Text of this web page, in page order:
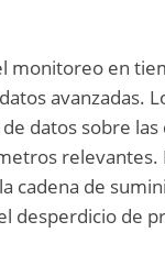
monitoreo en
avanzadas.
datos sobre
relevantes.
cadena de
desperdicio de